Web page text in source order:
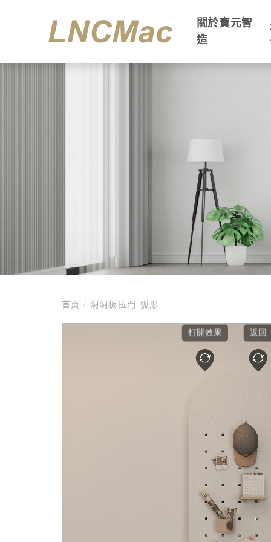
關於寶元智
造
首頁/ 洞洞板拉門-弧形